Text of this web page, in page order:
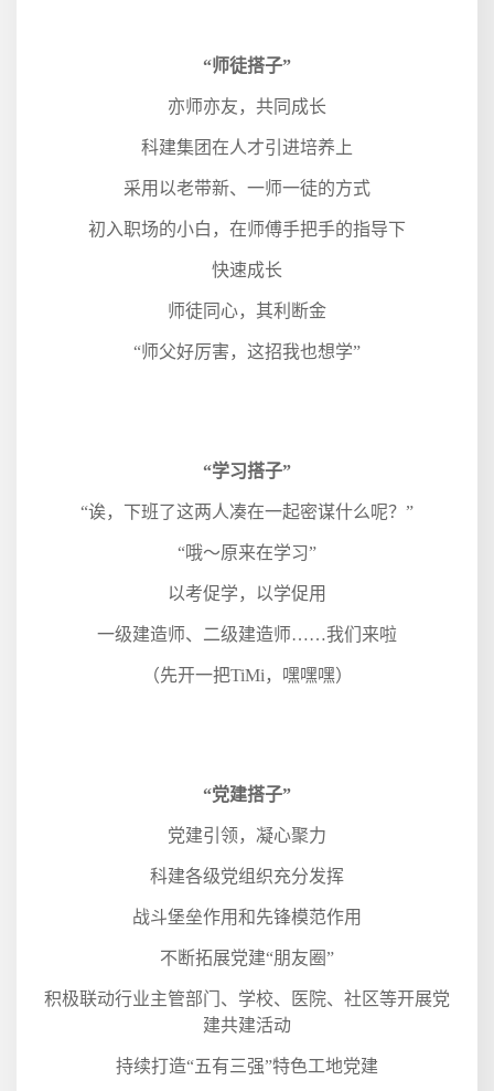
“师徒搭子”
亦师亦友，共同成长
科建集团在人才引进培养上
采用以老带新、一师一徒的方式
初入职场的小白，在师傅手把手的指导下
快速成长
师徒同心，其利断金
“师父好厉害，这招我也想学”
“学习搭子”
“诶，下班了这两人凑在一起密谋什么呢？”
“哦～原来在学习”
以考促学，以学促用
一级建造师、二级建造师……我们来啦
（先开一把TiMi ，嘿嘿嘿）
“党建搭子”
党建引领，凝心聚力
科建各级党组织充分发挥
战斗堡垒作用和先锋模范作用
不断拓展党建“朋友圈”
积极联动行业主管部门、学校、医院、社区等开展党
建共建活动
持续打造“五有三强”特色工地党建